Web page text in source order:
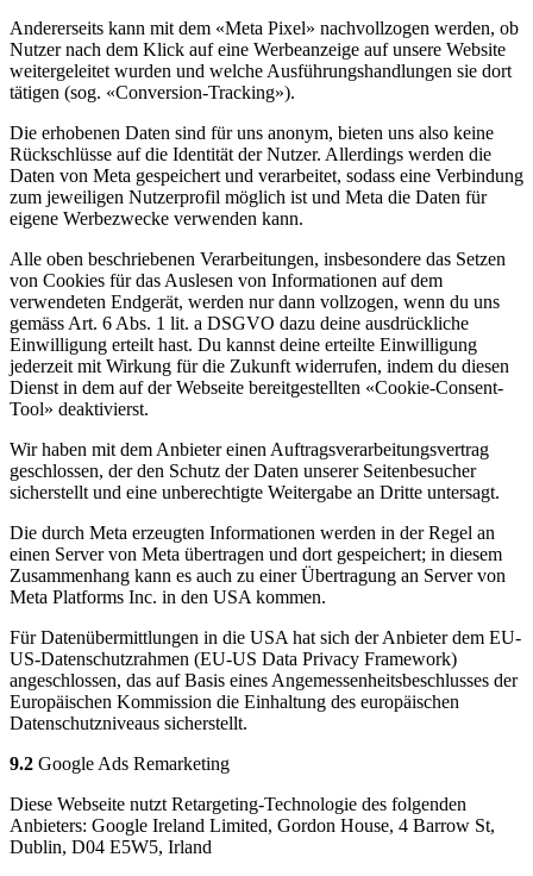
Andererseits kann mit dem «Meta Pixel» nachvollzogen werden, ob
Nutzer nach dem Klick auf eine Werbeanzeige auf unsere Website
weitergeleitet wurden und welche Ausführungshandlungen sie dort
tätigen (sog. «Conversion-Tracking»).
Die erhobenen Daten sind für uns anonym, bieten uns also keine
Rückschlüsse auf die Identität der Nutzer. Allerdings werden die
Daten von Meta gespeichert und verarbeitet, sodass eine Verbindung
zum jeweiligen Nutzerprofil möglich ist und Meta die Daten für
eigene Werbezwecke verwenden kann.
Alle oben beschriebenen Verarbeitungen, insbesondere das Setzen
von Cookies für das Auslesen von Informationen auf dem
verwendeten Endgerät, werden nur dann vollzogen, wenn du uns
gemäss Art. 6 Abs. 1 lit. a DSGVO dazu deine ausdrückliche
Einwilligung erteilt hast. Du kannst deine erteilte Einwilligung
jederzeit mit Wirkung für die Zukunft widerrufen, indem du diesen
Dienst in dem auf der Webseite bereitgestellten «Cookie-Consent-
Tool» deaktivierst.
Wir haben mit dem Anbieter einen Auftragsverarbeitungsvertrag
geschlossen, der den Schutz der Daten unserer Seitenbesucher
sicherstellt und eine unberechtigte Weitergabe an Dritte untersagt.
Die durch Meta erzeugten Informationen werden in der Regel an
einen Server von Meta übertragen und dort gespeichert; in diesem
Zusammenhang kann es auch zu einer Übertragung an Server von
Meta Platforms Inc. in den USA kommen.
Für Datenübermittlungen in die USA hat sich der Anbieter dem EU-
US-Datenschutzrahmen (EU-US Data Privacy Framework)
angeschlossen, das auf Basis eines Angemessenheitsbeschlusses der
Europäischen Kommission die Einhaltung des europäischen
Datenschutzniveaus sicherstellt.
9.2 Google Ads Remarketing
Diese Webseite nutzt Retargeting-Technologie des folgenden
Anbieters: Google Ireland Limited, Gordon House, 4 Barrow St,
Dublin, D04 E5W5, Irland